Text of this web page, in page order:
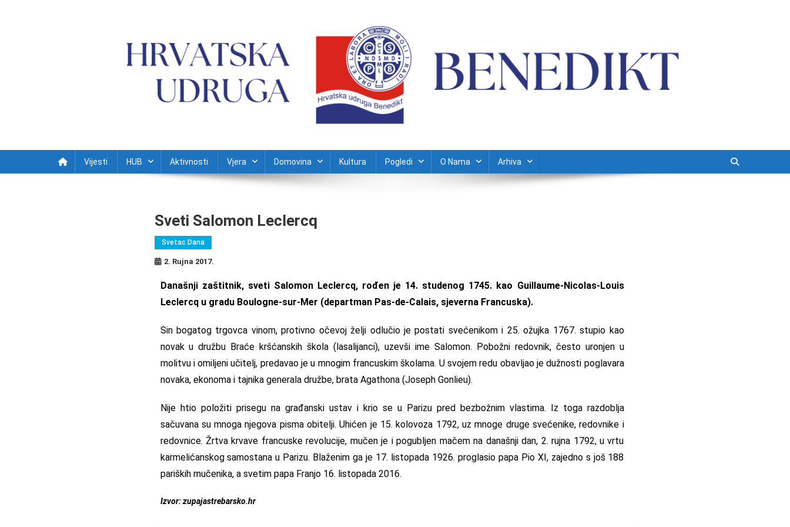
Vijesti HUB Aktivnosti Vjera Domovina Kultura Pogledi O Nama Arhiva
Sveti Salomon Leclercq
Svetac Dana
2. Rujna 2017.
Današnji zaštitnik, sveti Salomon Leclercq, rođen je 14. studenog 1745. kao Guillaume-Nicolas-Louis
Leclercq u gradu Boulogne-sur-Mer (departman Pas-de-Calais, sjeverna Francuska).
Sin bogatog trgovca vinom, protivno očevoj želji odlučio je postati svećenikom i 25. ožujka 1767. stupio kao
novak u družbu Braće kršćanskih škola (lasalijanci), uzevši ime Salomon. Pobožni redovnik, često uronjen u
molitvu i omiljeni učitelj, predavao je u mnogim francuskim školama. U svojem redu obavljao je dužnosti poglavara
novaka, ekonoma i tajnika generala družbe, brata Agathona (Joseph Gonlieu).
Nije htio položiti prisegu na građanski ustav i krio se u Parizu pred bezbožnim vlastima. Iz toga razdoblja
sačuvana su mnoga njegova pisma obitelji. Uhićen je 15. kolovoza 1792, uz mnoge druge svećenike, redovnike i
redovnice. Žrtva krvave francuske revolucije, mučen je i pogubljen mačem na današnji dan, 2. rujna 1792, u vrtu
karmelićanskog samostana u Parizu. Blaženim ga je 17. listopada 1926. proglasio papa Pio XI, zajedno s još 188
pariških mučenika, a svetim papa Franjo 16. listopada 2016.
Izvor: zupajastrebarsko.hr